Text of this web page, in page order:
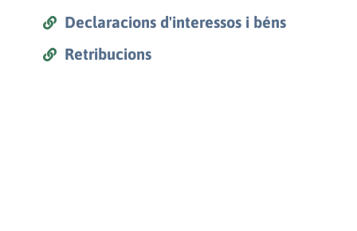
Declaracions d'interessos i béns
Retribucions